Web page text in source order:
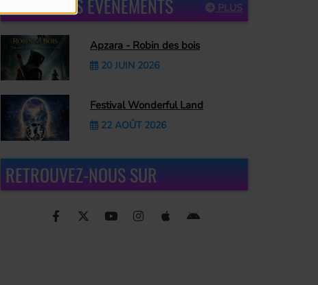
PLUS
PROCHAINS ÉVÈNEMENTS
Apzara - Robin des bois
20 JUIN 2026
Festival Wonderful Land
22 AOÛT 2026
RETROUVEZ-NOUS SUR